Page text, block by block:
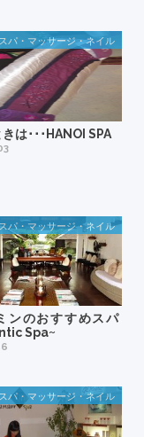
は･･･HANOI SPA
パ・マッサージ・ネイル
ンのおすすめスパ
Spa~
パ・マッサージ・ネイル
パ・マッサージ・ネイル